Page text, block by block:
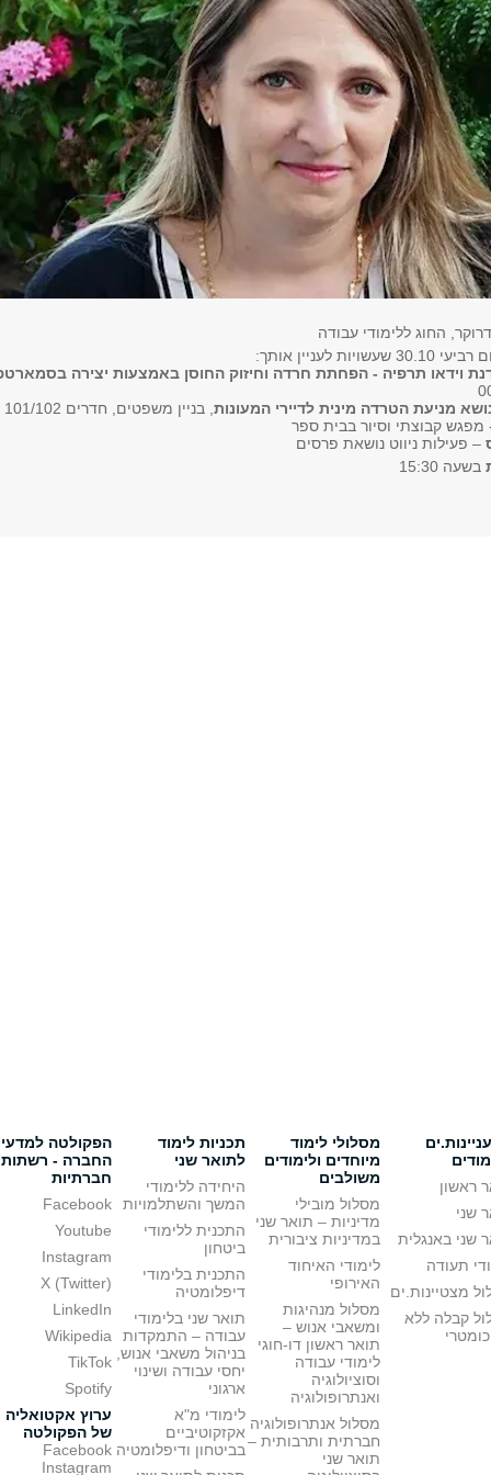
החוג ללימודי עבודה
לעניין אותך:
וידאו תרפיה - הפחתת חרדה וחיזוק החוסן באמצעות יצירה
מניעת הטרדה מינית לדיירי המעונות , בניין משפטים, חדרים 101/102
מפגש קבוצתי וסיור בבית ספר
– פעילות ניווט נושאת פרסים
בשעה 15:30
ראשון
שני
שני באנגלית
תעודה
מצטיינות.ים
קבלה ללא
מסלולי לימוד
מיוחדים ולימודים
משולבים
מסלול מובילי
מדיניות – תואר שני
במדיניות ציבורית
לימודי האיחוד
האירופי
מסלול מנהיגות
ומשאבי אנוש –
תואר ראשון דו-חוגי
לימודי עבודה
וסוציולוגיה
ואנתרופולוגיה
מסלול אנתרופולוגיה
חברתית ותרבותית –
תואר שני
תכניות לימוד
לתואר שני
היחידה ללימודי
המשך והשתלמויות
התכנית ללימודי
ביטחון
התכנית בלימודי
דיפלומטיה
תואר שני בלימודי
עבודה – התמקדות
בניהול משאבי אנוש,
יחסי עבודה ושינוי
ארגוני
לימודי מ"א
אקזקוטיביים
בביטחון ודיפלומטיה
הפקולטה למדעי
החברה - רשתות
חברתיות
Facebook
Youtube
Instagram
X (Twitter)
LinkedIn
Wikipedia
TikTok
Spotify
ערוץ אקטואליה
של הפקולטה
Facebook
Instagram